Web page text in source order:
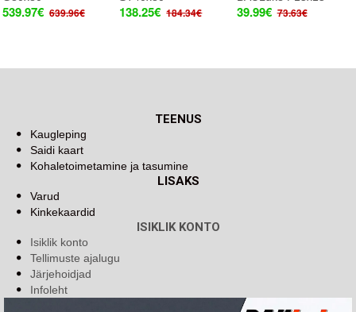
539.97€ 639.96€ 138.25€ 184.34€ 39.99€ 73.63€
TEENUS
Kaugleping
Saidi kaart
Kohaletoimetamine ja tasumine
LISAKS
Varud
Kinkekaardid
ISIKLIK KONTO
Isiklik konto
Tellimuste ajalugu
Järjehoidjad
Infoleht